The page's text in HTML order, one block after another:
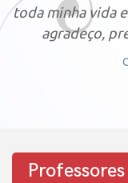
toda minha vida
agradeço,